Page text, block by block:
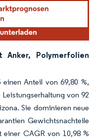
Polymerfolien
Anteil von 69,80 %,
von 92
Sie dominieren neue
Gewichtsnachteile
CAGR von 10,98 %